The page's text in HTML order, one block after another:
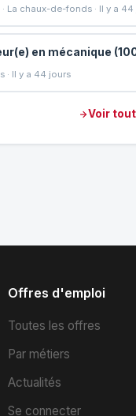
La chaux-de-fonds · Il y a 44
en mécanique
· Il y a 44 jours
Voir
Offres d'emploi
Toutes les offres
Par métiers
Actualités
Se connecter